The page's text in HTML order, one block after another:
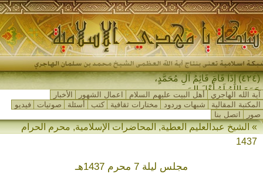
(٤٢٤) إِذَا قَامَ قَائِمُ آلِ مُحَمَّدٍ،
جَمَعَ اللهُ لَهُ أَهْلَ المَشْرِ-
آية الله الهاجري أهل البيت عليهم السلام اعمال الشهور
الأخبار
المكتبة المقالية
شبهات وردود مختارات ثقافية كتب أسئلة صوتيات
فيديو
صور
اتصل بنا
»الشيخ عبدالعليم العطية,المحاضرات الإسلامية,محرم الحرام
1437
مجلس ليلة 7 محرم 1437هـ